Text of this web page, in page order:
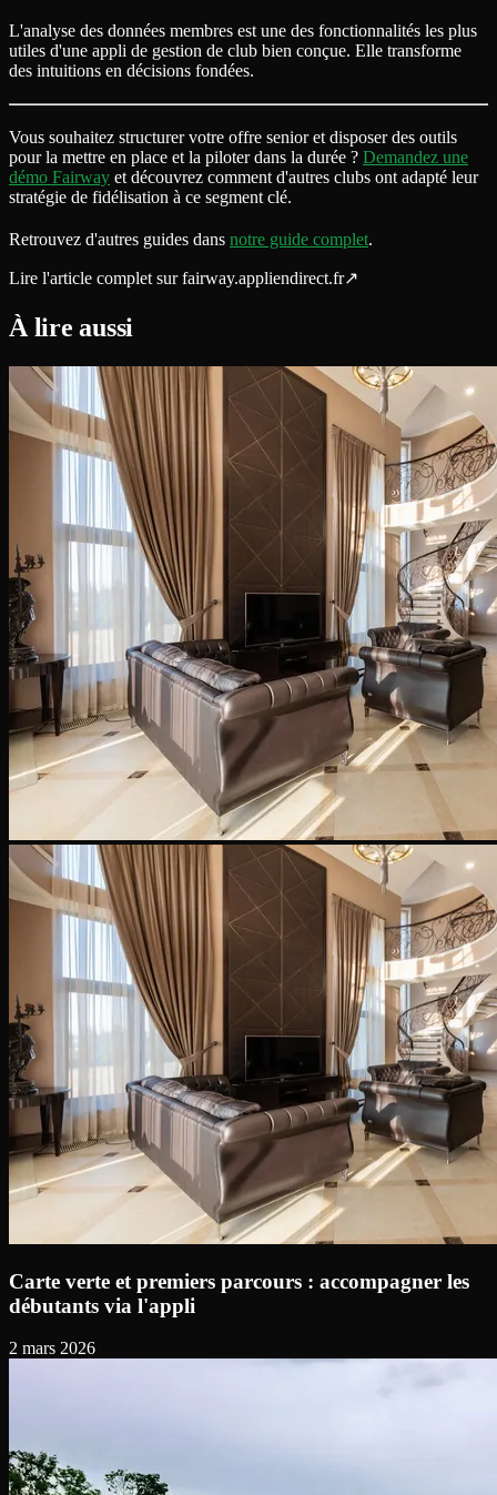
L'analyse des données membres est une des fonctionnalités les plus
utiles d'une appli de gestion de club bien conçue. Elle transforme
des intuitions en décisions fondées.
Vous souhaitez structurer votre offre senior et disposer des outils
pour la mettre en place et la piloter dans la durée ? Demandez une
démo Fairway et découvrez comment d'autres clubs ont adapté leur
stratégie de fidélisation à ce segment clé.
Retrouvez d'autres guides dans notre guide complet.
Lire l'article complet sur fairway.appliendirect.fr↗
À lire aussi
Carte verte et premiers parcours : accompagner les
débutants via l'appli
2 mars 2026